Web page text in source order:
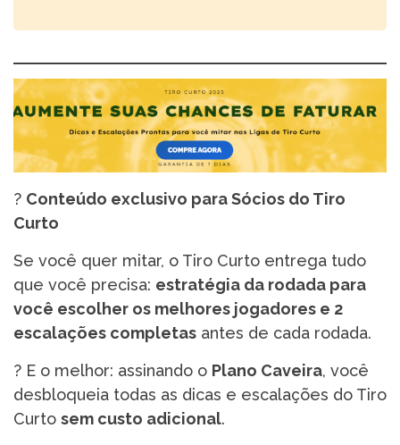
? Conteúdo exclusivo para Sócios do Tiro
Curto
Se você quer mitar, o Tiro Curto entrega tudo
que você precisa: estratégia da rodada para
você escolher os melhores jogadores e 2
escalações completas antes de cada rodada.
? E o melhor: assinando o Plano Caveira, você
desbloqueia todas as dicas e escalações do Tiro
Curto sem custo adicional.